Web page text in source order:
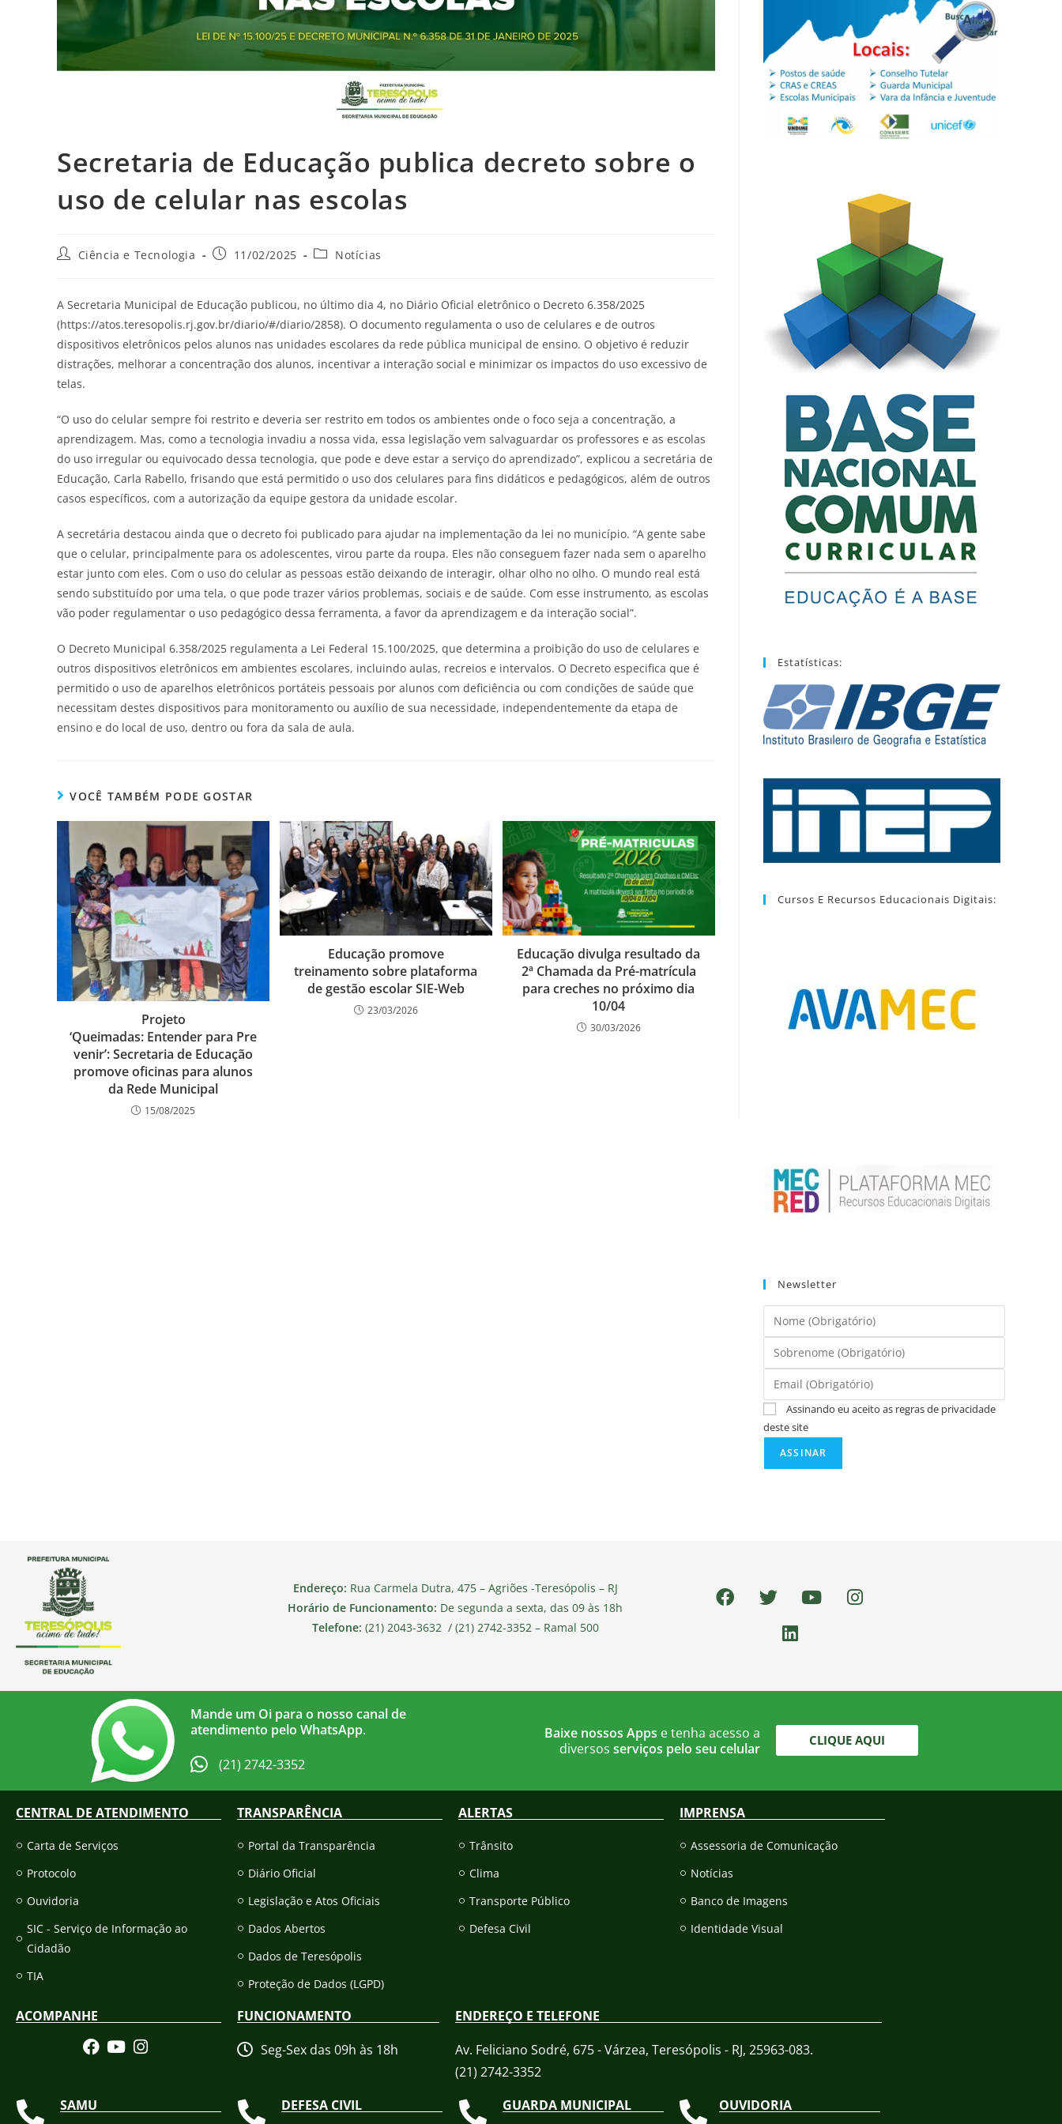
Secretaria de Educação publica decreto sobre o
uso de celular nas escolas
Ciência e Tecnologia 11/02/2025 Notícias
A Secretaria Municipal de Educação publicou, no último dia 4, no Diário Oficial eletrônico o Decreto 6.358/2025
(https://atos.teresopolis.rj.gov.br/diario/#/diario/2858). O documento regulamenta o uso de celulares e de outros
dispositivos eletrônicos pelos alunos nas unidades escolares da rede pública municipal de ensino. O objetivo é reduzir
distrações, melhorar a concentração dos alunos, incentivar a interação social e minimizar os impactos do uso excessivo de
telas.
“O uso do celular sempre foi restrito e deveria ser restrito em todos os ambientes onde o foco seja a concentração, a
aprendizagem. Mas, como a tecnologia invadiu a nossa vida, essa legislação vem salvaguardar os professores e as escolas
do uso irregular ou equivocado dessa tecnologia, que pode e deve estar a serviço do aprendizado”, explicou a secretária de
Educação, Carla Rabello, frisando que está permitido o uso dos celulares para fins didáticos e pedagógicos, além de outros
casos específicos, com a autorização da equipe gestora da unidade escolar.
A secretária destacou ainda que o decreto foi publicado para ajudar na implementação da lei no município. “A gente sabe
que o celular, principalmente para os adolescentes, virou parte da roupa. Eles não conseguem fazer nada sem o aparelho
estar junto com eles. Com o uso do celular as pessoas estão deixando de interagir, olhar olho no olho. O mundo real está
sendo substituído por uma tela, o que pode trazer vários problemas, sociais e de saúde. Com esse instrumento, as escolas
vão poder regulamentar o uso pedagógico dessa ferramenta, a favor da aprendizagem e da interação social”.
O Decreto Municipal 6.358/2025 regulamenta a Lei Federal 15.100/2025, que determina a proibição do uso de celulares e
outros dispositivos eletrônicos em ambientes escolares, incluindo aulas, recreios e intervalos. O Decreto especifica que é
permitido o uso de aparelhos eletrônicos portáteis pessoais por alunos com deficiência ou com condições de saúde que
necessitam destes dispositivos para monitoramento ou auxílio de sua necessidade, independentemente da etapa de
ensino e do local de uso, dentro ou fora da sala de aula.
VOCÊ TAMBÉM PODE GOSTAR
Projeto
‘Queimadas: Entender para Pre
venir’: Secretaria de Educação
promove oficinas para alunos
da Rede Municipal
15/08/2025
Educação promove
treinamento sobre plataforma
de gestão escolar SIE-Web
23/03/2026
Educação divulga resultado da
2ª Chamada da Pré-matrícula
para creches no próximo dia
10/04
30/03/2026
Estatísticas:
Cursos E Recursos Educacionais Digitais:
Newsletter
Assinando eu aceito as regras de privacidade
deste site
Endereço: Rua Carmela Dutra, 475 – Agriões -Teresópolis – RJ
Horário de Funcionamento: De segunda a sexta, das 09 às 18h
Telefone: (21) 2043-3632 / (21) 2742-3352 – Ramal 500
Mande um Oi para o nosso canal de
atendimento pelo WhatsApp.
(21) 2742-3352​
Baixe nossos Apps e tenha acesso a
diversos serviços pelo seu celular CLIQUE AQUI
CENTRAL DE ATENDIMENTO
Carta de Serviços
Protocolo
Ouvidoria
SIC - Serviço de Informação ao
Cidadão
TIA
TRANSPARÊNCIA
Portal da Transparência
Diário Oficial
Legislação e Atos Oficiais
Dados Abertos
Dados de Teresópolis
Proteção de Dados (LGPD)
ALERTAS
Trânsito
Clima
Transporte Público
Defesa Civil
IMPRENSA
Assessoria de Comunicação
Notícias
Banco de Imagens
Identidade Visual
ACOMPANHE
FUNCIONAMENTO
Seg-Sex das 09h às 18h
ENDEREÇO E TELEFONE
Av. Feliciano Sodré, 675 - Várzea, Teresópolis - RJ, 25963-083.
(21) 2742-3352​
SAMU
DEFESA CIVIL GUARDA MUNICIPAL OUVIDORIA